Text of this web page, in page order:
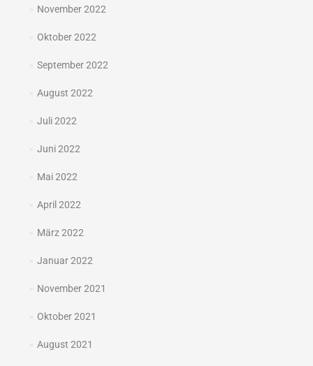
November 2022
Oktober 2022
September 2022
August 2022
Juli 2022
Juni 2022
Mai 2022
April 2022
März 2022
Januar 2022
November 2021
Oktober 2021
August 2021